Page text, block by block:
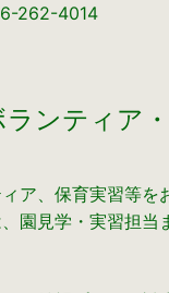
262-4014
ランティア
ア、保育実習等を
園見学・実習担当